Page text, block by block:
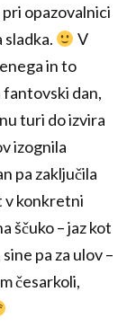
opazovalnici
sladka.
V
in to
fantovski dan,
turi do izvira
izognila
pa zaključila
v konkretni
ščuko – jaz kot
pa za ulov –
česarkoli,